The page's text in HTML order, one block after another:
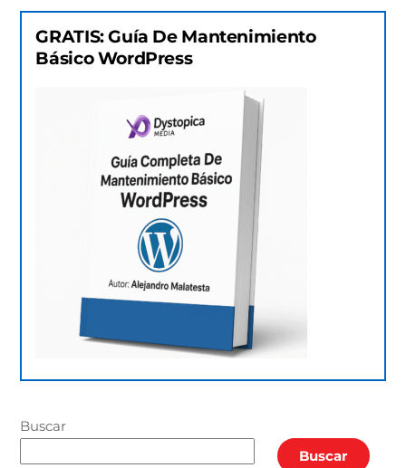
GRATIS: Guía De Mantenimiento
Básico WordPress
Buscar
Buscar